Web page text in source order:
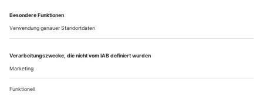
Nationaltheater Brünn (heute Brno) uraufgeführte Oper
«Příhody lišky Bystroušky», die im Deutschen unter dem
nicht eben elegant übersetzten Titel «Das schlaue Füchslein»
auf die Bühnen gelangt, ein solches; ein Sommernachtstraum
à la Shakespeare (nur mit...